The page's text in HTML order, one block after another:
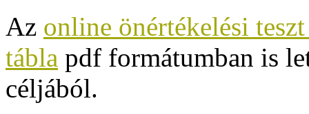
Az online önértékelési
tábla pdf formátumban is
céljából.